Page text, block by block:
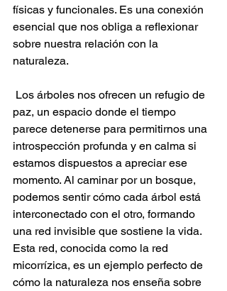
físicas y funcionales. Es una conexión
esencial que nos obliga a reflexionar
sobre nuestra relación con la
naturaleza.
Los árboles nos ofrecen un refugio de
paz, un espacio donde el tiempo
parece detenerse para permitirnos una
introspección profunda y en calma si
estamos dispuestos a apreciar ese
momento. Al caminar por un bosque,
podemos sentir cómo cada árbol está
interconectado con el otro, formando
una red invisible que sostiene la vida.
Esta red, conocida como la red
micorrízica, es un ejemplo perfecto de
cómo la naturaleza nos enseña sobre